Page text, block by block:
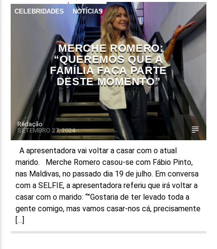
CELEBRIDADES NOTÍCIAS
MERCHE ROMERO:
“QUEREMOS QUE A
FAMÍLIA FAÇA PARTE
DESTE MOMENTO”
Redação
SETEMBRO 27, 2024
A apresentadora vai voltar a casar com o atual
marido. Merche Romero casou-se com Fábio Pinto,
nas Maldivas, no passado dia 19 de julho. Em conversa
com a SELFIE, a apresentadora referiu que irá voltar a
casar com o marido: “”Gostaria de ter levado toda a
gente comigo, mas vamos casar-nos cá, precisamente
[…]